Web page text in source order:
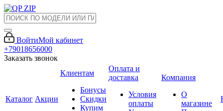
ВойтиМой кабинет
+79018656000
Заказать звонок
Каталог Акции
Клиентам
Бонусы
Скидки
Купим
Оплата и
доставка
Условия
оплаты
Компания
О
магазине